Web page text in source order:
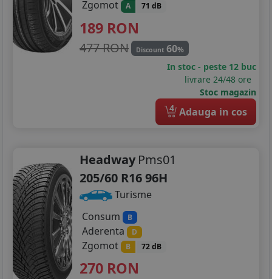
Zgomot A 71 dB
189 RON
477 RON Discount 60%
In stoc - peste 12 buc
livrare 24/48 ore
Stoc magazin
4 Adauga in cos
Headway Pms01
205/60 R16 96H
Turisme
Consum
B
Aderenta D
Zgomot B 72 dB
270 RON